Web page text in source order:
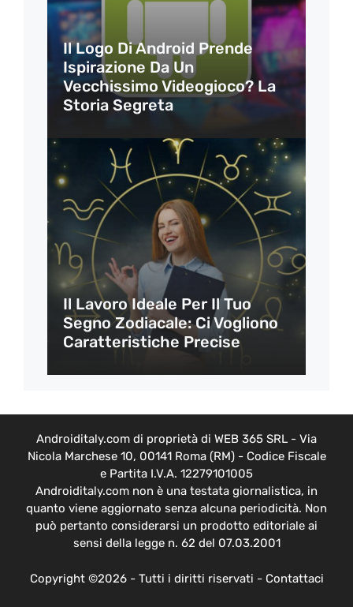
Il Logo Di Android Prende
Ispirazione Da Un
Vecchissimo Videogioco? La
Storia Segreta
Il Lavoro Ideale Per Il Tuo
Segno Zodiacale: Ci Vogliono
Caratteristiche Precise
Androiditaly.com di proprietà di WEB 365 SRL - Via
Nicola Marchese 10, 00141 Roma (RM) - Codice Fiscale
e Partita I.V.A. 12279101005
Androiditaly.com non è una testata giornalistica, in
quanto viene aggiornato senza alcuna periodicità. Non
può pertanto considerarsi un prodotto editoriale ai
sensi della legge n. 62 del 07.03.2001
Copyright ©2026 - Tutti i diritti riservati - Contattaci